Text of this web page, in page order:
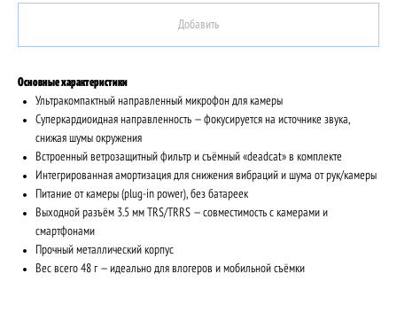
Добавить
Основные характеристики
Ультракомпактный направленный микрофон для камеры
Суперкардиоидная направленность — фокусируется на источнике звука,
снижая шумы окружения
Встроенный ветрозащитный фильтр и съёмный «deadcat» в комплекте
Интегрированная амортизация для снижения вибраций и шума от рук/камеры
Питание от камеры (plug-in power), без батареек
Выходной разъём 3.5 мм TRS/TRRS — совместимость с камерами и
смартфонами
Прочный металлический корпус
Вес всего 48 г — идеально для влогеров и мобильной съёмки